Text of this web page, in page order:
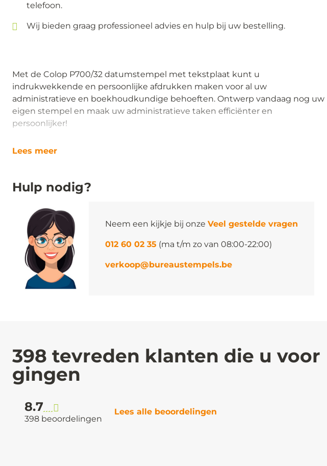
telefoon.
Wij bieden graag professioneel advies en hulp bij uw bestelling.
Met de Colop P700/32 datumstempel met tekstplaat kunt u
indrukwekkende en persoonlijke afdrukken maken voor al uw
administratieve en boekhoudkundige behoeften. Ontwerp vandaag nog uw
eigen stempel en maak uw administratieve taken efficiënter en
persoonlijker!
Lees meer
Hulp nodig?
Neem een kijkje bij onze Veel gestelde vragen
012 60 02 35 (ma t/m zo van 08:00-22:00)
verkoop@bureaustempels.be
398 tevreden klanten die u voor
gingen
8.7
398 beoordelingen
Lees alle beoordelingen